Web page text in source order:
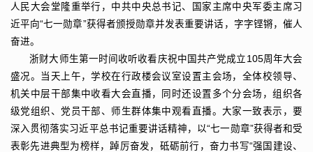
人民大会堂隆重举行，中共中央总书记、国家主席中央军委主席习
近平向“七一勋章”获得者颁授勋章并发表重要讲话，字字铿锵，催人
奋进。
浙财大师生第一时间收听收看庆祝中国共产党成立105周年大会
盛况。当天上午，学校在行政楼会议室设置主会场，全体校领导、
机关中层干部集中收看大会直播，同时还设置多个分会场，组织各
级党组织、党员干部、师生群体集中观看直播。大家一致表示，要
深入贯彻落实习近平总书记重要讲话精神，以“七一勋章”获得者和受
表彰先进典型为榜样，踔厉奋发，砥砺前行，奋力书写“强国建设、